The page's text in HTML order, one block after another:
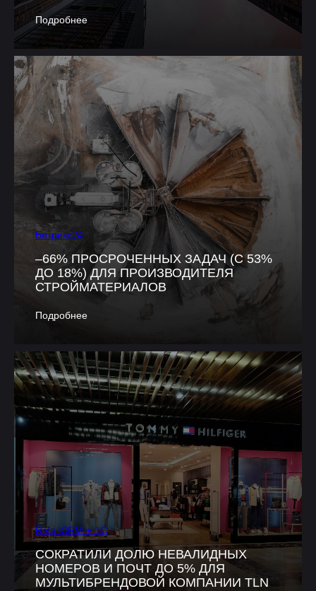
Подробнее
Битрикс24
–66% ПРОСРОЧЕННЫХ ЗАДАЧ (С 53%
ДО 18%) ДЛЯ ПРОИЗВОДИТЕЛЯ
СТРОЙМАТЕРИАЛОВ
Подробнее
RetailCRM + 1C
СОКРАТИЛИ ДОЛЮ НЕВАЛИДНЫХ
НОМЕРОВ И ПОЧТ ДО 5% ДЛЯ
МУЛЬТИБРЕНДОВОЙ КОМПАНИИ TLN